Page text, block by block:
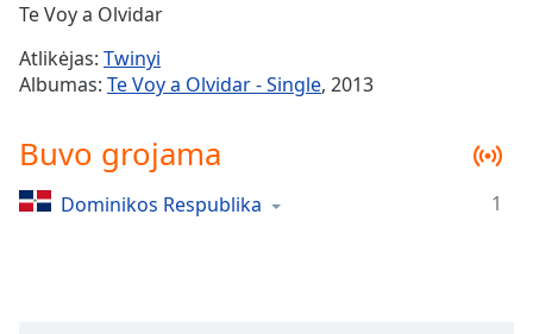
Stream
TypeLIVE
Seek to
live,
liveLIVE
Time-
Te Voy a Olvidar
Atlikėjas: Twinyi
Albumas: Te Voy a Olvidar - Single, 2013
Buvo grojama
Dominikos Respublika 1